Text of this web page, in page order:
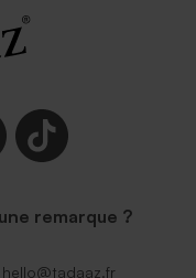
remarque ?
hello@tadaaz.fr